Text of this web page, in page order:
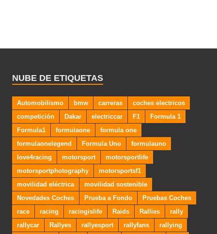
NUBE DE ETIQUETAS
Automobilismo bmw carreras
coches electricos
competición
Dakar electriccar F1
Formula 1
Formula1
formulaone
formula one
formulaonelegend
Formula Uno
formulauno
love4racing
motorsport
motorsportlife
motorsportphotography
motorsportsf1
movilidad eléctrica
movilidad sostenible
Novedades Coches
Prueba a Fondo
Pruebas Coches
race
racing racingislife Raids Rallies
rally
rallycar
Rallyes rallyesport rallyfans
rallying